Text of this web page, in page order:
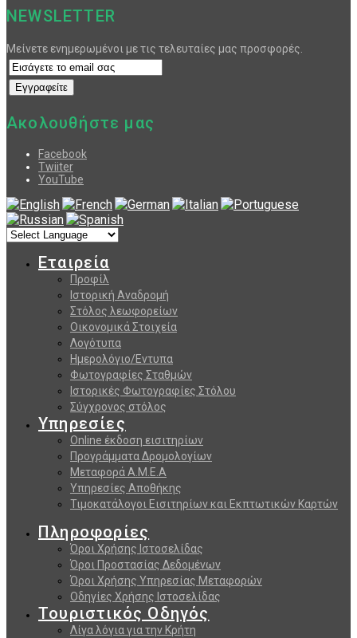
NEWSLETTER
Μείνετε ενημερωμένοι με τις τελευταίες μας προσφορές.
Ακολουθήστε μας
Facebook
Twiiter
YouTube
Εταιρεία
Προφίλ
Ιστορική Αναδρομή
Στόλος λεωφορείων
Οικονομικά Στοιχεία
Λογότυπα
Ημερολόγιο/Εντυπα
Φωτογραφίες Σταθμών
Ιστορικές Φωτογραφίες Στόλου
Σύγχρονος στόλος
Υπηρεσίες
Online έκδοση εισιτηρίων
Προγράμματα Δρομολογίων
Μεταφορά Α.Μ.Ε.Α
Υπηρεσίες Αποθήκης
Τιμοκατάλογοι Εισιτηρίων και Εκπτωτικών Καρτών
Πληροφορίες
Όροι Χρήσης Ιστοσελίδας
Όροι Προστασίας Δεδομένων
Όροι Χρήσης Υπηρεσίας Μεταφορών
Οδηγίες Χρήσης Ιστοσελίδας
Τουριστικός Οδηγός
Λίγα λόγια για την Κρήτη